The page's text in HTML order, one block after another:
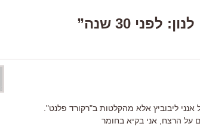
ליבוביץ אלא מהקלטות ב"רקורד פלנט".
על הרצח, אני בקיא בחומר